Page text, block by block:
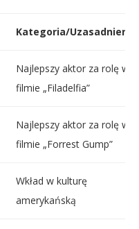
Kategoria/Uzasadnienie
Najlepszy aktor za rolę w
filmie „Filadelfia”
Najlepszy aktor za rolę w
filmie „Forrest Gump”
Wkład w kulturę
amerykańską